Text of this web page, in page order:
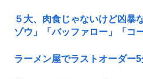
５大、肉食じゃないけど凶暴
ゾウ」「バッファロー」「コ
ラーメン屋でラストオーダー